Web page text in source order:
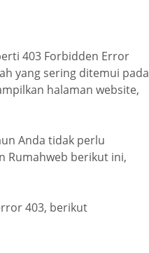
403 Forbidden Error
yang sering ditemui pada
halaman website,
Anda tidak perlu
Rumahweb berikut ini,
403, berikut